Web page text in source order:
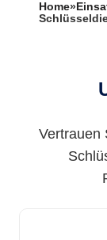
Home»
Vertrauen